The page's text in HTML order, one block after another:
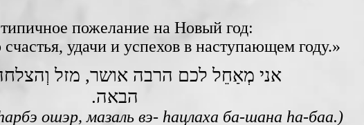
пожелание на Новый год:
удачи и успехов в наступающем году.»
אני מְאַחֵל לכם הרבה אושר, מזל
הבאה.
ошэр, мазаль вэ- hацлаха ба-шана hа-баа.)